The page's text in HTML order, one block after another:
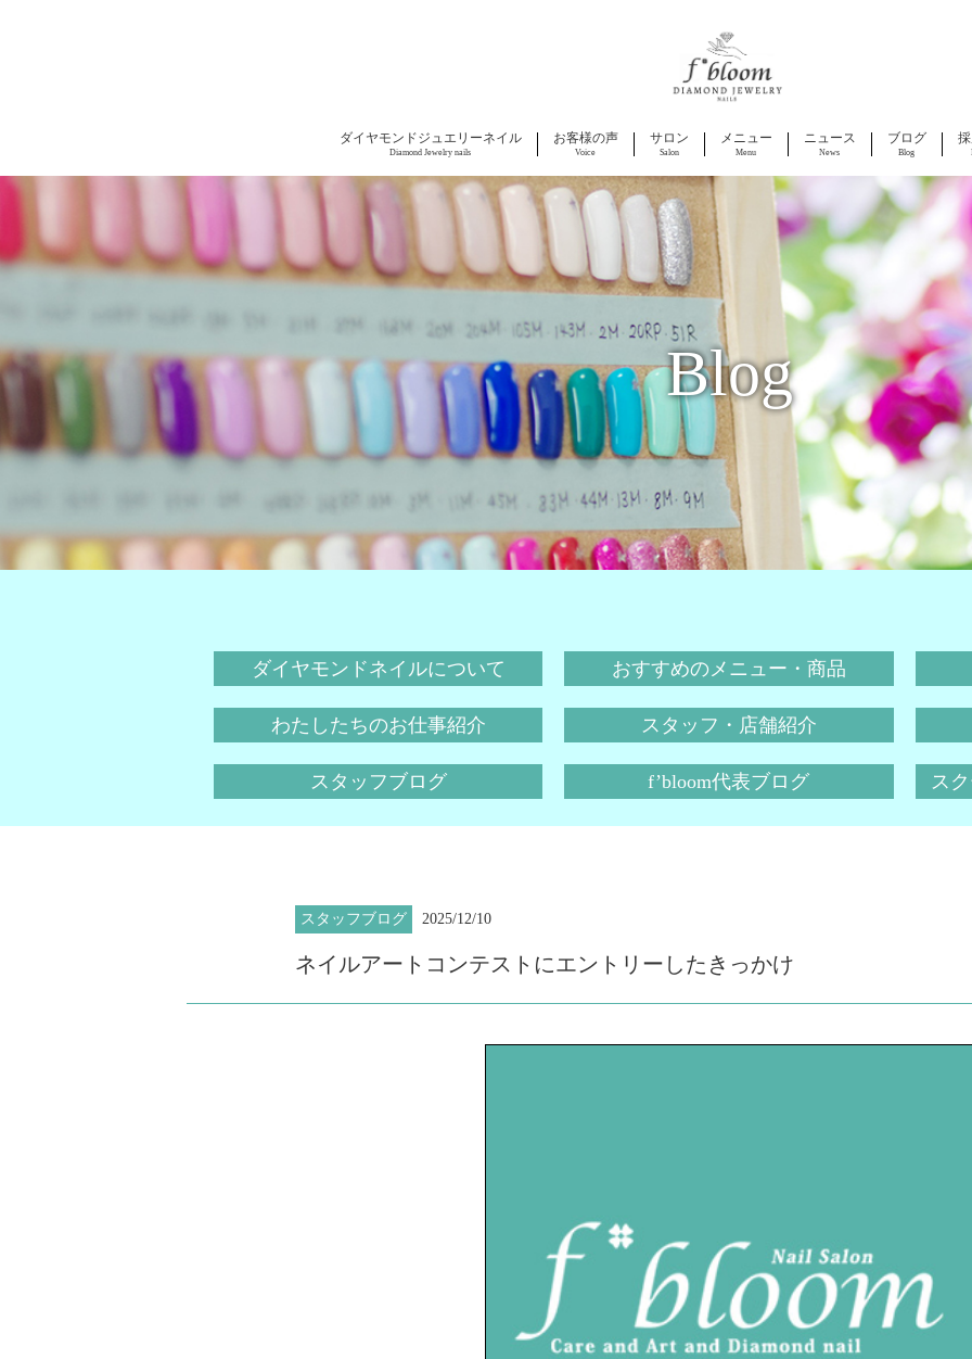
ダイヤモンドジュエリーネイル
Diamond Jewelry nails
お客様の声
Voice
サロン
Salon
メニュー
Menu
ニュース
News
ブログ
Blog
Blog
ダイヤモンドネイルについて おすすめのメニュー・商品
わたしたちのお仕事紹介 スタッフ・店舗紹介
スタッフブログ f’bloom代表ブログ ス
スタッフブログ 2025/12/10
ネイルアートコンテストにエントリーしたきっかけ